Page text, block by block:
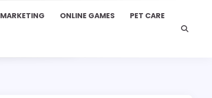
MARKETING ONLINE GAMES PET CARE